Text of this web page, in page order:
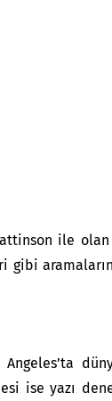
ile
ise yazı